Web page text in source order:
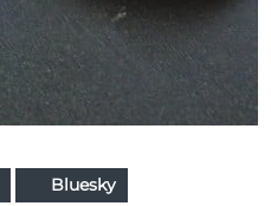
Bluesky